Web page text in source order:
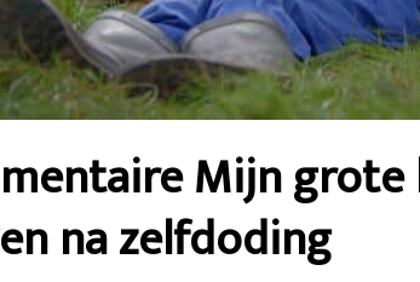
Mijn
na zelfdoding